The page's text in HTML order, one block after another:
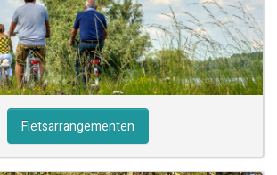
Fietsarrangementen